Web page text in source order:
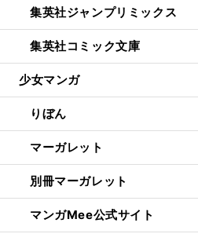
集英社ジャンプリミックス
集英社コミック文庫
少女マンガ
りぼん
マーガレット
別冊マーガレット
マンガMee公式サイト